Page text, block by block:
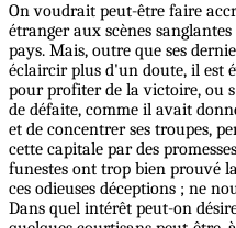
On voudrait peut-être faire
étranger aux scènes
pays. Mais, outre que ses
éclaircir plus d'un doute, il est
pour profiter de la victoire, ou
de défaite, comme il avait
et de concentrer ses troupes,
cette capitale par des
funestes ont trop bien prouvé
ces odieuses déceptions ; ne
Dans quel intérêt peut-on